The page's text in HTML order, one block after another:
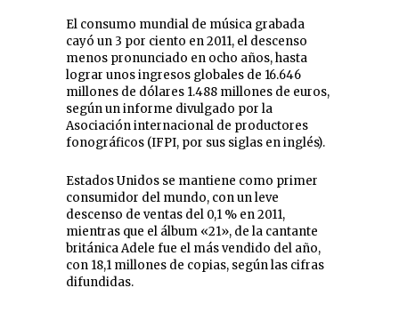
El consumo mundial de música grabada
cayó un 3 por ciento en 2011, el descenso
menos pronunciado en ocho años, hasta
lograr unos ingresos globales de 16.646
millones de dólares 1.488 millones de euros,
según un informe divulgado por la
Asociación internacional de productores
fonográficos (IFPI, por sus siglas en inglés).
Estados Unidos se mantiene como primer
consumidor del mundo, con un leve
descenso de ventas del 0,1 % en 2011,
mientras que el álbum «21», de la cantante
británica Adele fue el más vendido del año,
con 18,1 millones de copias, según las cifras
difundidas.